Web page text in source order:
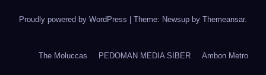
Proudly powered by WordPress Theme: Newsup by Themeansar.
The Moluccas PEDOMAN MEDIA SIBER Ambon Metro